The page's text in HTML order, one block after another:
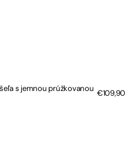
s jemnou prúžkovanou Bežná
€109,90